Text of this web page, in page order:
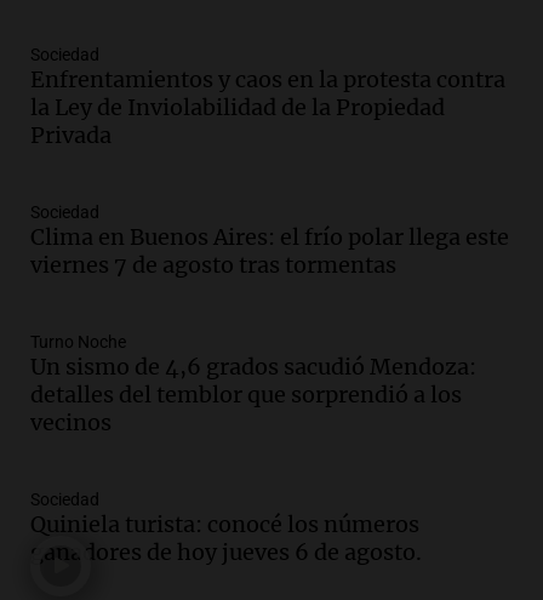
sea, va a ser lindo”
La Cadena del Gol
Episodios
Audio.
mano es muy peligroso”
La Argentina, hoy
Episodios
sobre los parques educativos
Amamos Argentina
Episodios
Audio.
durante la primavera
Informados al regreso
Episodios
Sociedad
Enfrentamientos y caos en la protesta contra
la Ley de Inviolabilidad de la Propiedad
Privada
Sociedad
Clima en Buenos Aires: el frío polar llega este
viernes 7 de agosto tras tormentas
Turno Noche
Un sismo de 4,6 grados sacudió Mendoza:
detalles del temblor que sorprendió a los
vecinos
Sociedad
Quiniela turista: conocé los números
ganadores de hoy jueves 6 de agosto.